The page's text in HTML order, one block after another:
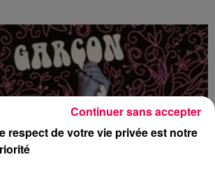
respect de votre vie privée est notre
Continuer sans accepter